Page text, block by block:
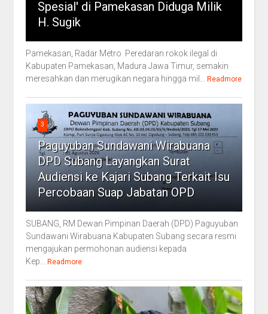
Spesial' di Pamekasan Diduga Milik
H. Sugik
Pamekasan, Radar Metro Peredaran rokok ilegal di
Kabupaten Pamekasan, Madura Jawa Timur, semakin
meresahkan dan merugikan negara hingga mil...
Readmore
3
Paguyuban Sundawani Wirabuana
DPD Subang Layangkan Surat
Audiensi ke Kajari Subang Terkait Isu
Percobaan Suap Jabatan OPD
SUBANG, RM Dewan Pimpinan Daerah (DPD) Paguyuban
Sundawani Wirabuana Kabupaten Subang secara resmi
mengajukan permohonan audiensi kepada
Kep...
Readmore